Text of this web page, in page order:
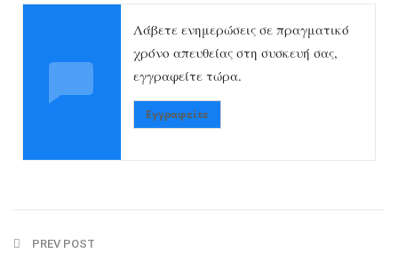
Λάβετε ενημερώσεις σε πραγματικό
χρόνο απευθείας στη συσκευή σας,
εγγραφείτε τώρα.
Εγγραφείτε
PREV POST